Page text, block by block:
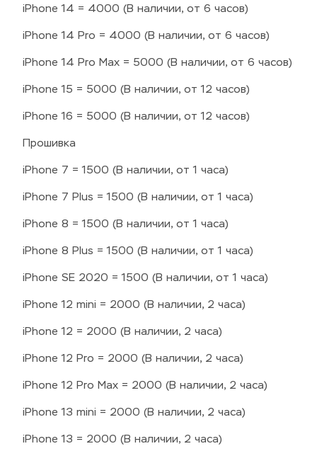
iPhone 14 = 4000 (В наличии, от 6 часов)
iPhone 14 Pro = 4000 (В наличии, от 6 часов)
iPhone 14 Pro Max = 5000 (В наличии, от 6 часов)
iPhone 15 = 5000 (В наличии, от 12 часов)
iPhone 16 = 5000 (В наличии, от 12 часов)
Прошивка
iPhone 7 = 1500 (В наличии, от 1 часа)
iPhone 7 Plus = 1500 (В наличии, от 1 часа)
iPhone 8 = 1500 (В наличии, от 1 часа)
iPhone 8 Plus = 1500 (В наличии, от 1 часа)
iPhone SE 2020 = 1500 (В наличии, от 1 часа)
iPhone 12 mini = 2000 (В наличии, 2 часа)
iPhone 12 = 2000 (В наличии, 2 часа)
iPhone 12 Pro = 2000 (В наличии, 2 часа)
iPhone 12 Pro Max = 2000 (В наличии, 2 часа)
iPhone 13 mini = 2000 (В наличии, 2 часа)
iPhone 13 = 2000 (В наличии, 2 часа)